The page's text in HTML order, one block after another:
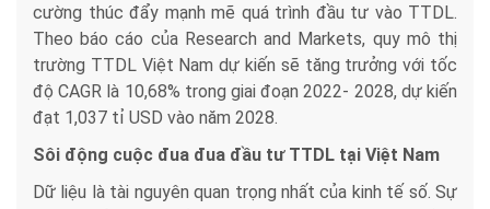
cường thúc đẩy mạnh mẽ quá trình đầu tư vào TTDL.
Theo báo cáo của Research and Markets, quy mô thị
trường TTDL Việt Nam dự kiến sẽ tăng trưởng với tốc
độ CAGR là 10,68% trong giai đoạn 2022- 2028, dự kiến
đạt 1,037 tỉ USD vào năm 2028.
Sôi động cuộc đua đua đầu tư TTDL tại Việt Nam
Dữ liệu là tài nguyên quan trọng nhất của kinh tế số. Sự